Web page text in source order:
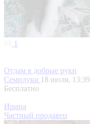
1
Отдам в добрые руки
Семилуки 18 июля, 13:39
Бесплатно
Ирина
Частный продавец